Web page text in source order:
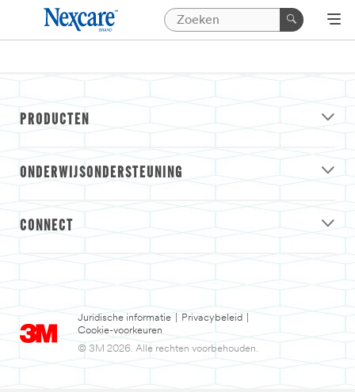
PRODUCTEN
ONDERWIJSONDERSTEUNING
CONNECT
Juridische informatie Privacybeleid
Cookie-voorkeuren
© 3M 2026. Alle rechten voorbehouden.